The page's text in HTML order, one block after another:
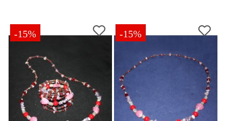
-15% -15%